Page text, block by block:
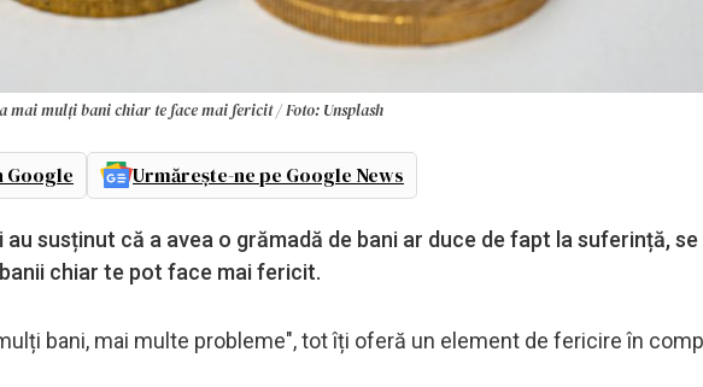
mai mulți bani chiar te face mai fericit / Foto: Unsplash
Google Urmărește-ne pe Google News
susținut că a avea o grămadă de bani ar duce de fapt la suferință, se
chiar te pot face mai fericit.
bani, mai multe probleme", tot îți oferă un element de fericire în